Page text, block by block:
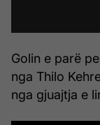
Golin e parë
nga Thilo
nga gjuajtja e